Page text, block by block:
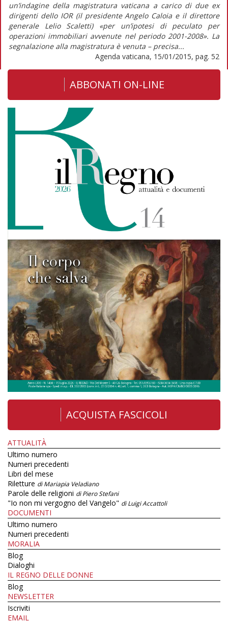
un’indagine della magistratura vaticana a carico di due ex
dirigenti dello IOR (il presidente Angelo Caloia e il direttore
generale Lelio Scaletti) «per un’ipotesi di peculato per
operazioni immobiliari avvenute nel periodo 2001-2008». La
segnalazione alla magistratura è venuta – precisa...
Agenda vaticana, 15/01/2015, pag. 52
ABBONATI ON-LINE
ACQUISTA FASCICOLI
ATTUALITÀ
Ultimo numero
Numeri precedenti
Libri del mese
Riletture di Mariapia Veladiano
Parole delle religioni di Piero Stefani
"Io non mi vergogno del Vangelo" di Luigi Accattoli
DOCUMENTI
Ultimo numero
Numeri precedenti
MORALIA
Blog
Dialoghi
IL REGNO DELLE DONNE
Blog
NEWSLETTER
Iscriviti
EMAIL